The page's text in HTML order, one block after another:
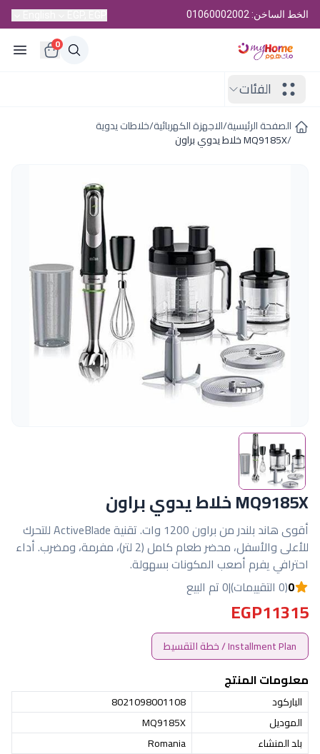
الخط الساخن: 01060002002
0
الفئات
الصفحة الرئيسية/الاجهزة الكهربائية/خلاطات يدوية
/MQ9185X خلاط يدوي براون
MQ9185X خلاط يدوي براون
أقوى هاند بلندر من براون 1200 وات. تقنية ActiveBlade للتحرك
للأعلى والأسفل، محضر طعام كامل (2 لتر)، مفرمة، ومضرب. أداء
احترافي يفرم أصعب المكونات بسهولة.
0(0 التقييمات) |0 تم البيع
EGP11315
Installment Plan / خطة التقسيط
معلومات المنتج
الباركود
8021098001108
الموديل
MQ9185X
بلد المنشاء
Romania